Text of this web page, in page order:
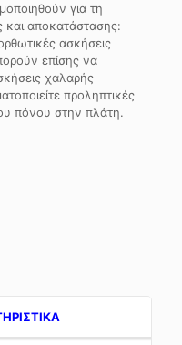
για τη
αποκατάστασης:
ασκήσεις
επίσης να
χαλαρής
προληπτικές
πόνου στην πλάτη.